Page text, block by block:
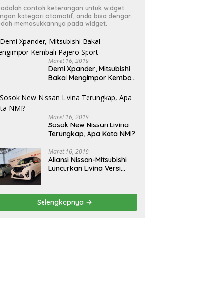
adalah contoh keterangan untuk widget
kategori otomotif, anda bisa dengan
memasukkannya pada widget.
Maret 16, 2019
Demi Xpander, Mitsubishi
Bakal Mengimpor Kembali
Maret 16, 2019
Sosok New Nissan Livina
Terungkap, Apa Kata NMI?
Maret 16, 2019
Aliansi Nissan-Mitsubishi
Luncurkan Livina Versi
Selengkapnya